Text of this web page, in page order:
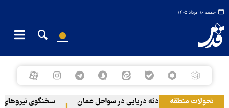
جمعه ۱۶ مرداد ۱۴۰۵
تحولات منطقهوقوع حادثه دریایی در سواحل عمان سخنگوی نیروهای